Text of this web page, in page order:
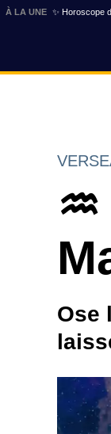
À LA UNE ✨ Horoscope
Ose